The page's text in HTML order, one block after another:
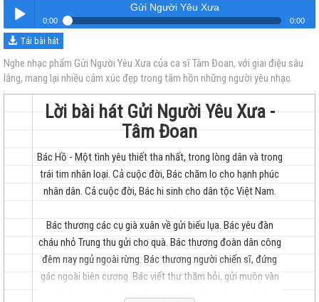
Nghe
Gửi Người Yêu Xưa
0:00 0:00
Gửi Người Yêu Xưa
Tải bài hát
Nghe nhạc phẩm Gửi Người Yêu Xưa của ca sĩ Tâm Đoan, với giai điệu sâu
lắng, mang lại nhiều cảm xúc đẹp trong tâm hồn những người yêu nhạc.
Lời bài hát Gửi Người Yêu Xưa -
Tâm Đoan
Bác Hồ - Một tình yêu thiết tha nhất, trong lòng dân và trong
trái tim nhân loại. Cả cuộc đời, Bác chăm lo cho hạnh phúc
nhân dân. Cả cuộc đời, Bác hi sinh cho dân tộc Việt Nam.
Bác thương các cụ già xuân về gửi biếu lụa. Bác yêu đàn
cháu nhỏ Trung thu gửi cho quà. Bác thương đoàn dân công
đêm nay ngủ ngoài rừng. Bác thương người chiến sĩ, đứng
gác ngoài biên cương. Bác viết thư thăm hỏi, gửi muôn vàn